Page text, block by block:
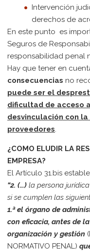
Intervención
derechos de
En este punto es
Seguros de
responsabilidad penal
Hay que tener en
consecuencias no
puede ser el
dificultad de acceso
desvinculación con
proveedores.
¿COMO ELUDIR LA
EMPRESA?
El Artículo 31.bis
“2. (…) la persona
si se cumplen las
1.ªel órgano de
con eficacia, antes de
organización y gestión
NORMATIVO PENAL)